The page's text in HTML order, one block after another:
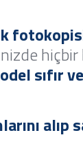
sıfır
alıp